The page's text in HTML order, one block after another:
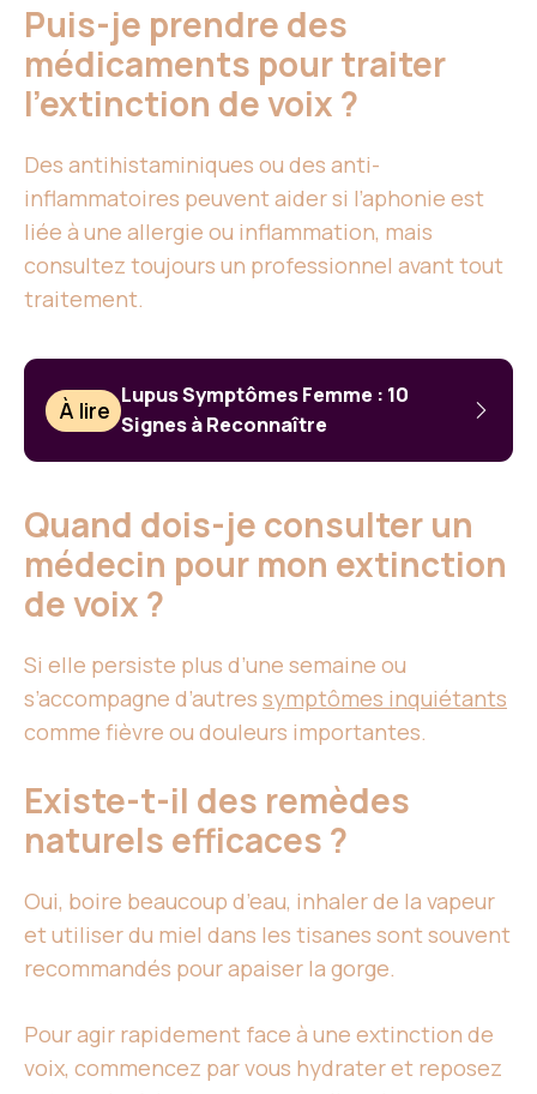
Puis-je prendre des
médicaments pour traiter
l’extinction de voix ?
Des antihistaminiques ou des anti-
inflammatoires peuvent aider si l’aphonie est
liée à une allergie ou inflammation, mais
consultez toujours un professionnel avant tout
traitement.
À lire
Lupus Symptômes Femme : 10
Signes à Reconnaître
Quand dois-je consulter un
médecin pour mon extinction
de voix ?
Si elle persiste plus d’une semaine ou
s’accompagne d’autres symptômes inquiétants
comme fièvre ou douleurs importantes.
Existe-t-il des remèdes
naturels efficaces ?
Oui, boire beaucoup d’eau, inhaler de la vapeur
et utiliser du miel dans les tisanes sont souvent
recommandés pour apaiser la gorge.
Pour agir rapidement face à une extinction de
voix, commencez par vous hydrater et reposez